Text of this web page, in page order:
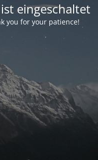
eingeschaltet
you for your patience!